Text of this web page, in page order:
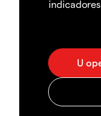
indicadores